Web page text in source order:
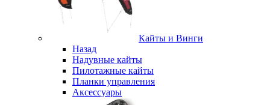
Кайты и Винги
Назад
Надувные кайты
Пилотажные кайты
Планки управления
Аксессуары